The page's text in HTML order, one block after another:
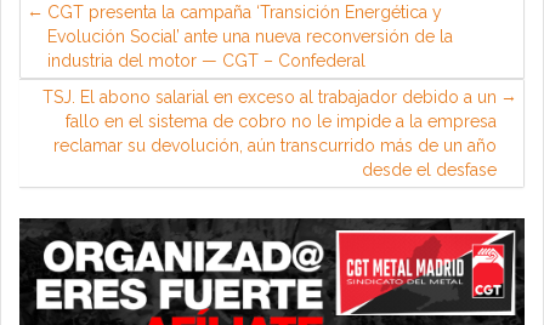
CGT presenta la campaña ‘Transición Energética y
Evolución Social’ ante una nueva reconversión de la
industria del motor — CGT – Confederal
TSJ. El abono salarial en exceso al trabajador debido a un
fallo en el sistema de cobro no le impide a la empresa
reclamar su devolución, aún transcurrido más de un año
desde el desfase